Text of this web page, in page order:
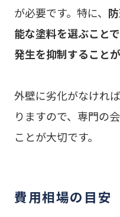
が必要です。特に、
能な塗料を選ぶこと
発生を抑制することが
外壁に劣化がなけれ
りますので、専門の
ことが大切です。
費用相場の目安